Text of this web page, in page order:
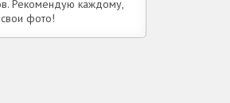
Рекомендую каждому,
фото!